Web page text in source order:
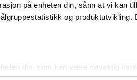
på enheten din, sånn at vi kan
og produktutvikling.
din, som kan være nøyaktig